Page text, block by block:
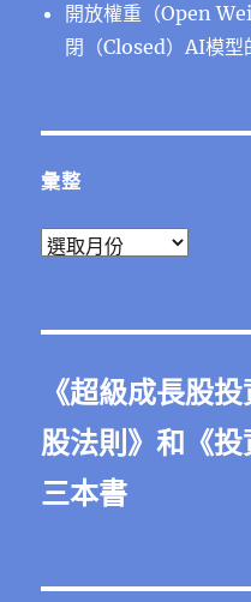
開放權重（Open
閉（Closed）AI模型
彙整
彙
《超級成長股投
股法則 》和《投
三本書